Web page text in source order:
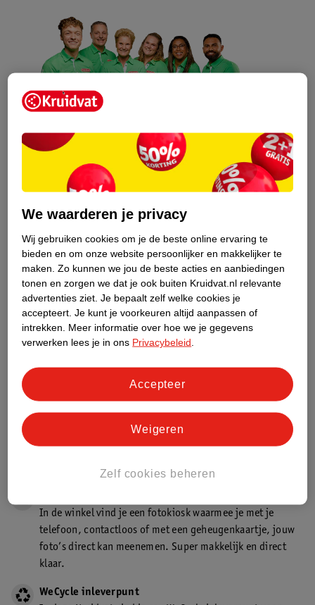
Kruidvat is een erkend specialist in
gezondheidsvraag ook is, stel hem aan
ons!
Stel je gezondheidsvraag
Ook in deze winkel
Kruidvat.nl ophaalpunt
winkel. Zo hoef je niet thuis te blijven voor de Kruidvat
Kruidvat is een gecertificeerd drogist. Dit betekent dat je
winkel én online!
In de winkel vind je een fotokiosk waarmee je met je
telefoon, contactloos of met een geheugenkaartje, jouw
foto’s direct kan meenemen. Super makkelijk en direct
klaar.
WeCycle inleverpunt
We waarderen je privacy
Wij gebruiken cookies om je de beste online ervaring te
bieden en om onze website persoonlijker en makkelijker te
maken. Zo kunnen we jou de beste acties en aanbiedingen
tonen en zorgen we dat je ook buiten Kruidvat.nl relevante
advertenties ziet. Je bepaalt zelf welke cookies je
accepteert. Je kunt je voorkeuren altijd aanpassen of
intrekken.
Meer informatie over hoe we je gegevens
verwerken lees je in ons Privacybeleid
Zelf cookies beheren
Weigeren
Accepteer